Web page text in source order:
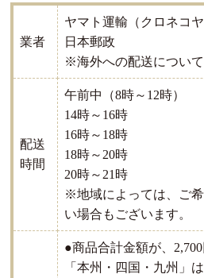
業者
ヤマト運輸（クロネコ
日本郵政
※海外への配送について
配送
時間
午前中（8時～12時）
14時～16時
16時～18時
18時～20時
20時～21時
※地域によっては、ご
い場合もございます。
●商品合計金額が、
「本州・四国・九州」